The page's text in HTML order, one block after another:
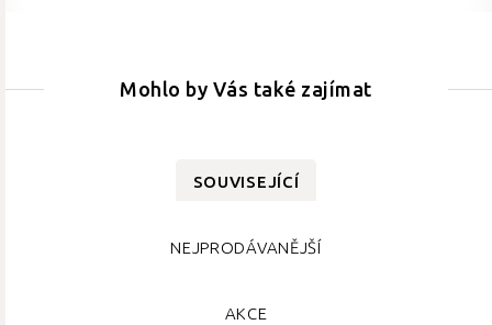
Mohlo by Vás také zajímat
SOUVISEJÍCÍ
NEJPRODÁVANĚJŠÍ
AKCE